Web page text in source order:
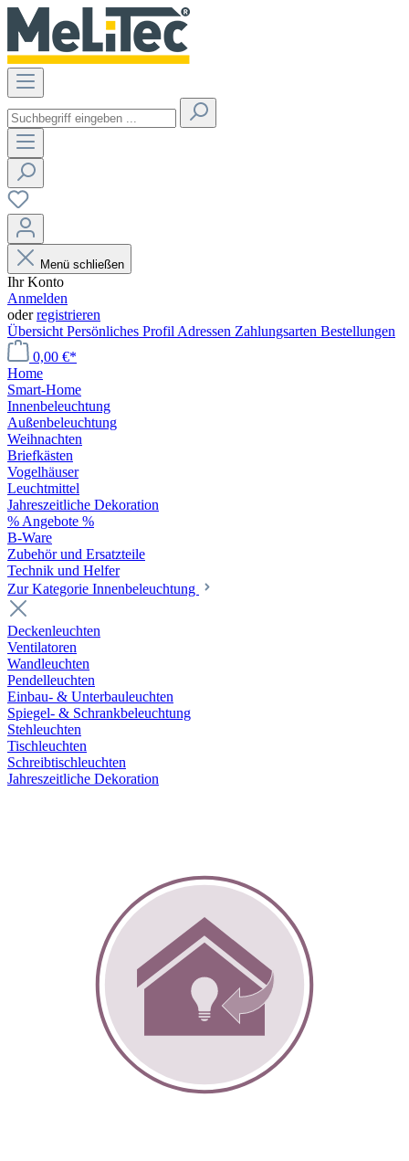
Menü schließen
Ihr Konto
Anmelden
oderregistrieren
Übersicht Persönliches Profil Adressen Zahlungsarten Bestellungen
0,00 €*
Home
Smart-Home
Innenbeleuchtung
Außenbeleuchtung
Weihnachten
Briefkästen
Vogelhäuser
Leuchtmittel
Jahreszeitliche Dekoration
% Angebote %
B-Ware
Zubehör und Ersatzteile
Technik und Helfer
Zur Kategorie Innenbeleuchtung
Deckenleuchten
Ventilatoren
Wandleuchten
Pendelleuchten
Einbau- & Unterbauleuchten
Spiegel- & Schrankbeleuchtung
Stehleuchten
Tischleuchten
Schreibtischleuchten
Jahreszeitliche Dekoration